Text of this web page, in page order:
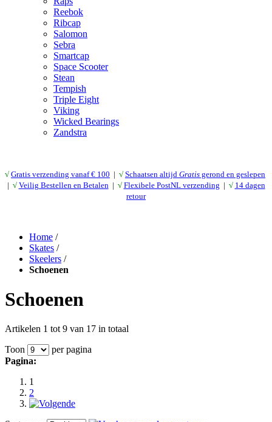
Reebok
Ribcap
Salomon
Sebra
Smartcap
Space Scooter
Stean
Tempish
Triple Eight
Viking
Wicked Bearings
Zandstra
√ Gratis verzending vanaf € 100 | √ Schaatsen altijd Gratis gerond en geslepen
| √ Veilig Bestellen en Betalen | √ Flexibele PostNL verzending | √ 14 dagen
retour
Home /
Skates /
Skeelers /
Schoenen
Schoenen
Artikelen 1 tot 9 van 17 in totaal
Toon
per pagina
Pagina:
1
2